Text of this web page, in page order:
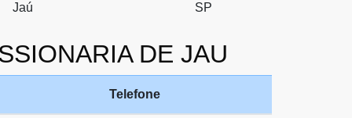
Jaú SP
DE JAU
Telefone